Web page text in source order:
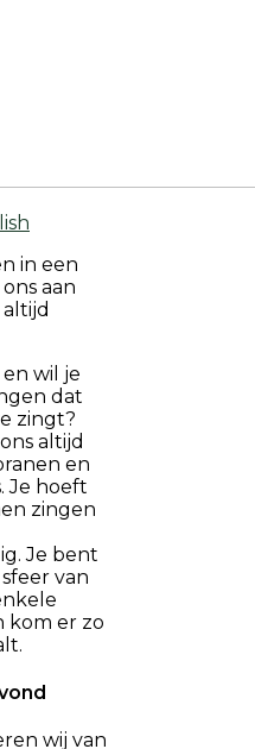
in een
aan
wil je
dat
zingt?
altijd
en
Je hoeft
zingen
Je bent
van
kom er zo
wij van